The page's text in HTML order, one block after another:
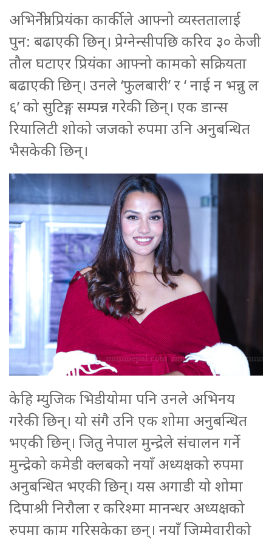
अभिनेत्री प्रियंका कार्कीले आफ्नो व्यस्ततालाई
पुन: बढाएकी छिन्। प्रेग्नेन्सीपछि करिव ३० केजी
तौल घटाएर प्रियंका आफ्नो कामको सक्रियता
बढाएकी छिन्। उनले ‘फुलबारी’ र ‘ नाई न भन्नु ल
६’ को सुटिङ्ग सम्पन्न गरेकी छिन्। एक डान्स
रियालिटी शोको जजको रुपमा उनि अनुबन्धित
भैसकेकी छिन्।
केहि म्युजिक भिडीयोमा पनि उनले अभिनय
गरेकी छिन्। यो संगै उनि एक शोमा अनुबन्धित
भएकी छिन्। जितु नेपाल मुन्द्रेले संचालन गर्ने
मुन्द्रेको कमेडी क्लबको नयाँ अध्यक्षको रुपमा
अनुबन्धित भएकी छिन्। यस अगाडी यो शोमा
दिपाश्री निरौला र करिश्मा मानन्धर अध्यक्षको
रुपमा काम गरिसकेका छन्। नयाँ जिम्मेवारीको